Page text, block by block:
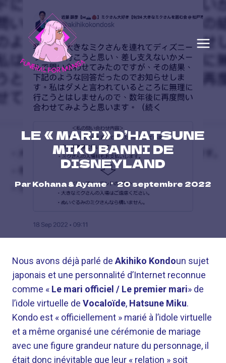
content
LE « MARI » D’HATSUNE
MIKU BANNI DE
DISNEYLAND
ParKohana & Ayame 20 septembre 2022
Nous avons déjà parlé de Akihiko Kondoun sujet
japonais et une personnalité d’Internet reconnue
comme « Le mari officiel / Le premier mari» de
l’idole virtuelle de Vocaloïde, Hatsune Miku.
Kondo est « officiellement » marié à l’idole virtuelle
et a même organisé une cérémonie de mariage
avec une figure grandeur nature du personnage, il
était donc inévitable que leur « relation » soit